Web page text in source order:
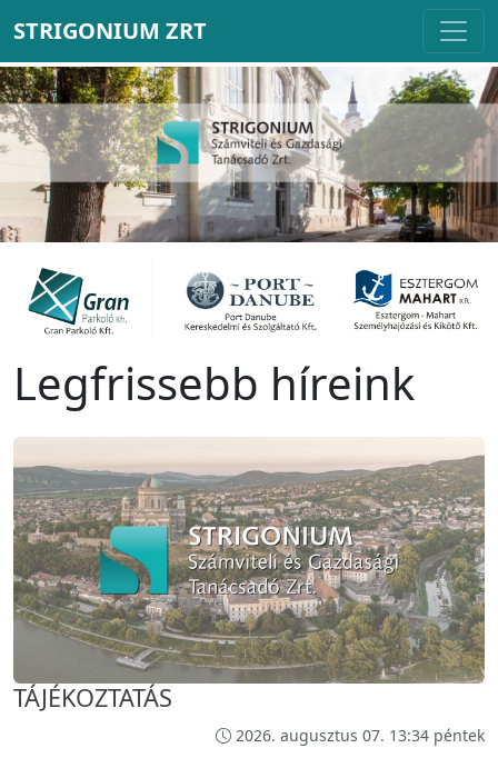
STRIGONIUM ZRT
Legfrissebb híreink
TÁJÉKOZTATÁS
2026. augusztus 07. 13:34 péntek